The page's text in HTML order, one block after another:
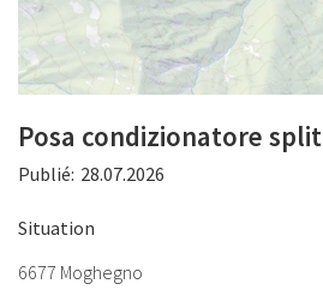
Posa condizionatore split
Publié: 28.07.2026
Situation
6677 Moghegno